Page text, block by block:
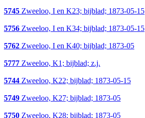
5745 Zweeloo, I en K23; bijblad; 1873-05-15
5756 Zweeloo, I en K34; bijblad; 1873-05-15
5762 Zweeloo, I en K40; bijblad; 1873-05
5777 Zweeloo, K1; bijblad; z.j.
5744 Zweeloo, K22; bijblad; 1873-05-15
5749 Zweeloo, K27; bijblad; 1873-05
5750 Zweeloo, K28; bijblad; 1873-05